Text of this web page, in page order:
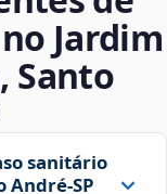
Jardim
Santo
sanitário